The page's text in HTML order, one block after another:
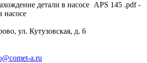
детали в насосе APS 145 .pdf -
насосе
ул. Кутузовская, д. 6
a.ru